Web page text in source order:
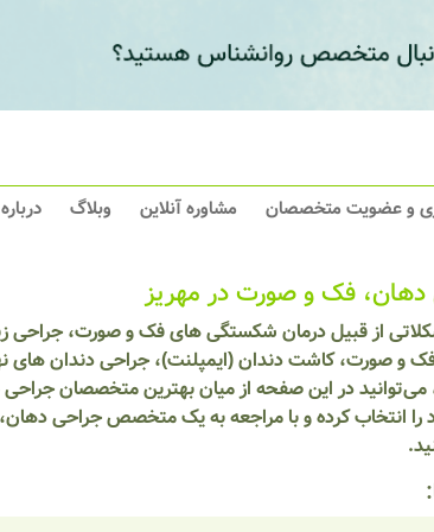
و عضویت متخصصان مشاوره آنلاین وبلاگ
فک و صورت در مهریز
از قبیل درمان شکستگی های فک و صورت، جراحی
و صورت، کاشت دندان (ایمپلنت)، جراحی دندان های
در این صفحه از میان بهترین متخصصان
را انتخاب کرده و با مراجعه به یک متخصص جراحی